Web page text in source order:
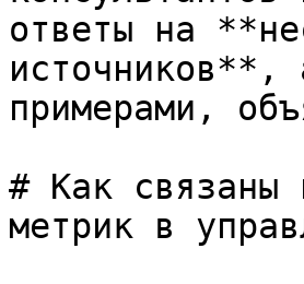
ответы на
источников**,
примерами,
# Как связаны
метрик в